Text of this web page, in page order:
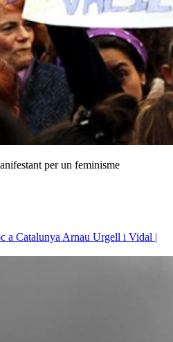
per un feminisme
a Catalunya Arnau Urgell i Vidal |